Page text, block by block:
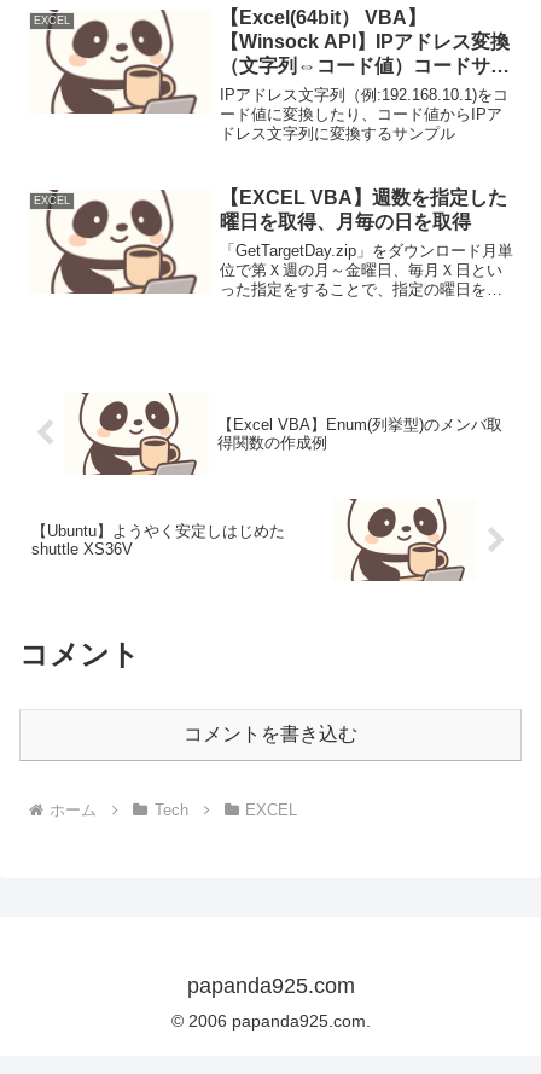
っているが、興味があったので、自分も
使いやすいようにサンプル...
EXCEL
【Excel(64bit） VBA】
【Winsock API】IPアドレス変換
（文字列⇔コード値）コードサン
プル【inet_addr】
【InetNtopW】利用
IPアドレス文字列（例:192.168.10.1)をコ
ード値に変換したり、コード値からIPア
ドレス文字列に変換するサンプル
EXCEL
【EXCEL VBA】週数を指定した
曜日を取得、月毎の日を取得
「GetTargetDay.zip」をダウンロード月単
位で第Ｘ週の月～金曜日、毎月Ｘ日とい
った指定をすることで、指定の曜日を取
【Excel VBA】Enum(列挙型)のメンバ取
得関数の作成例
【Ubuntu】ようやく安定しはじめた
shuttle XS36V
コメント
コメントを書き込む
ホーム Tech EXCEL
papanda925.com
© 2006 papanda925.com.